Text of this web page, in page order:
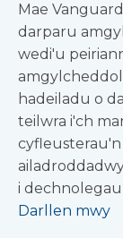
Mae
darparu
wedi'u
hadeiladu o
teilwra i'ch
i
Darllen mwy